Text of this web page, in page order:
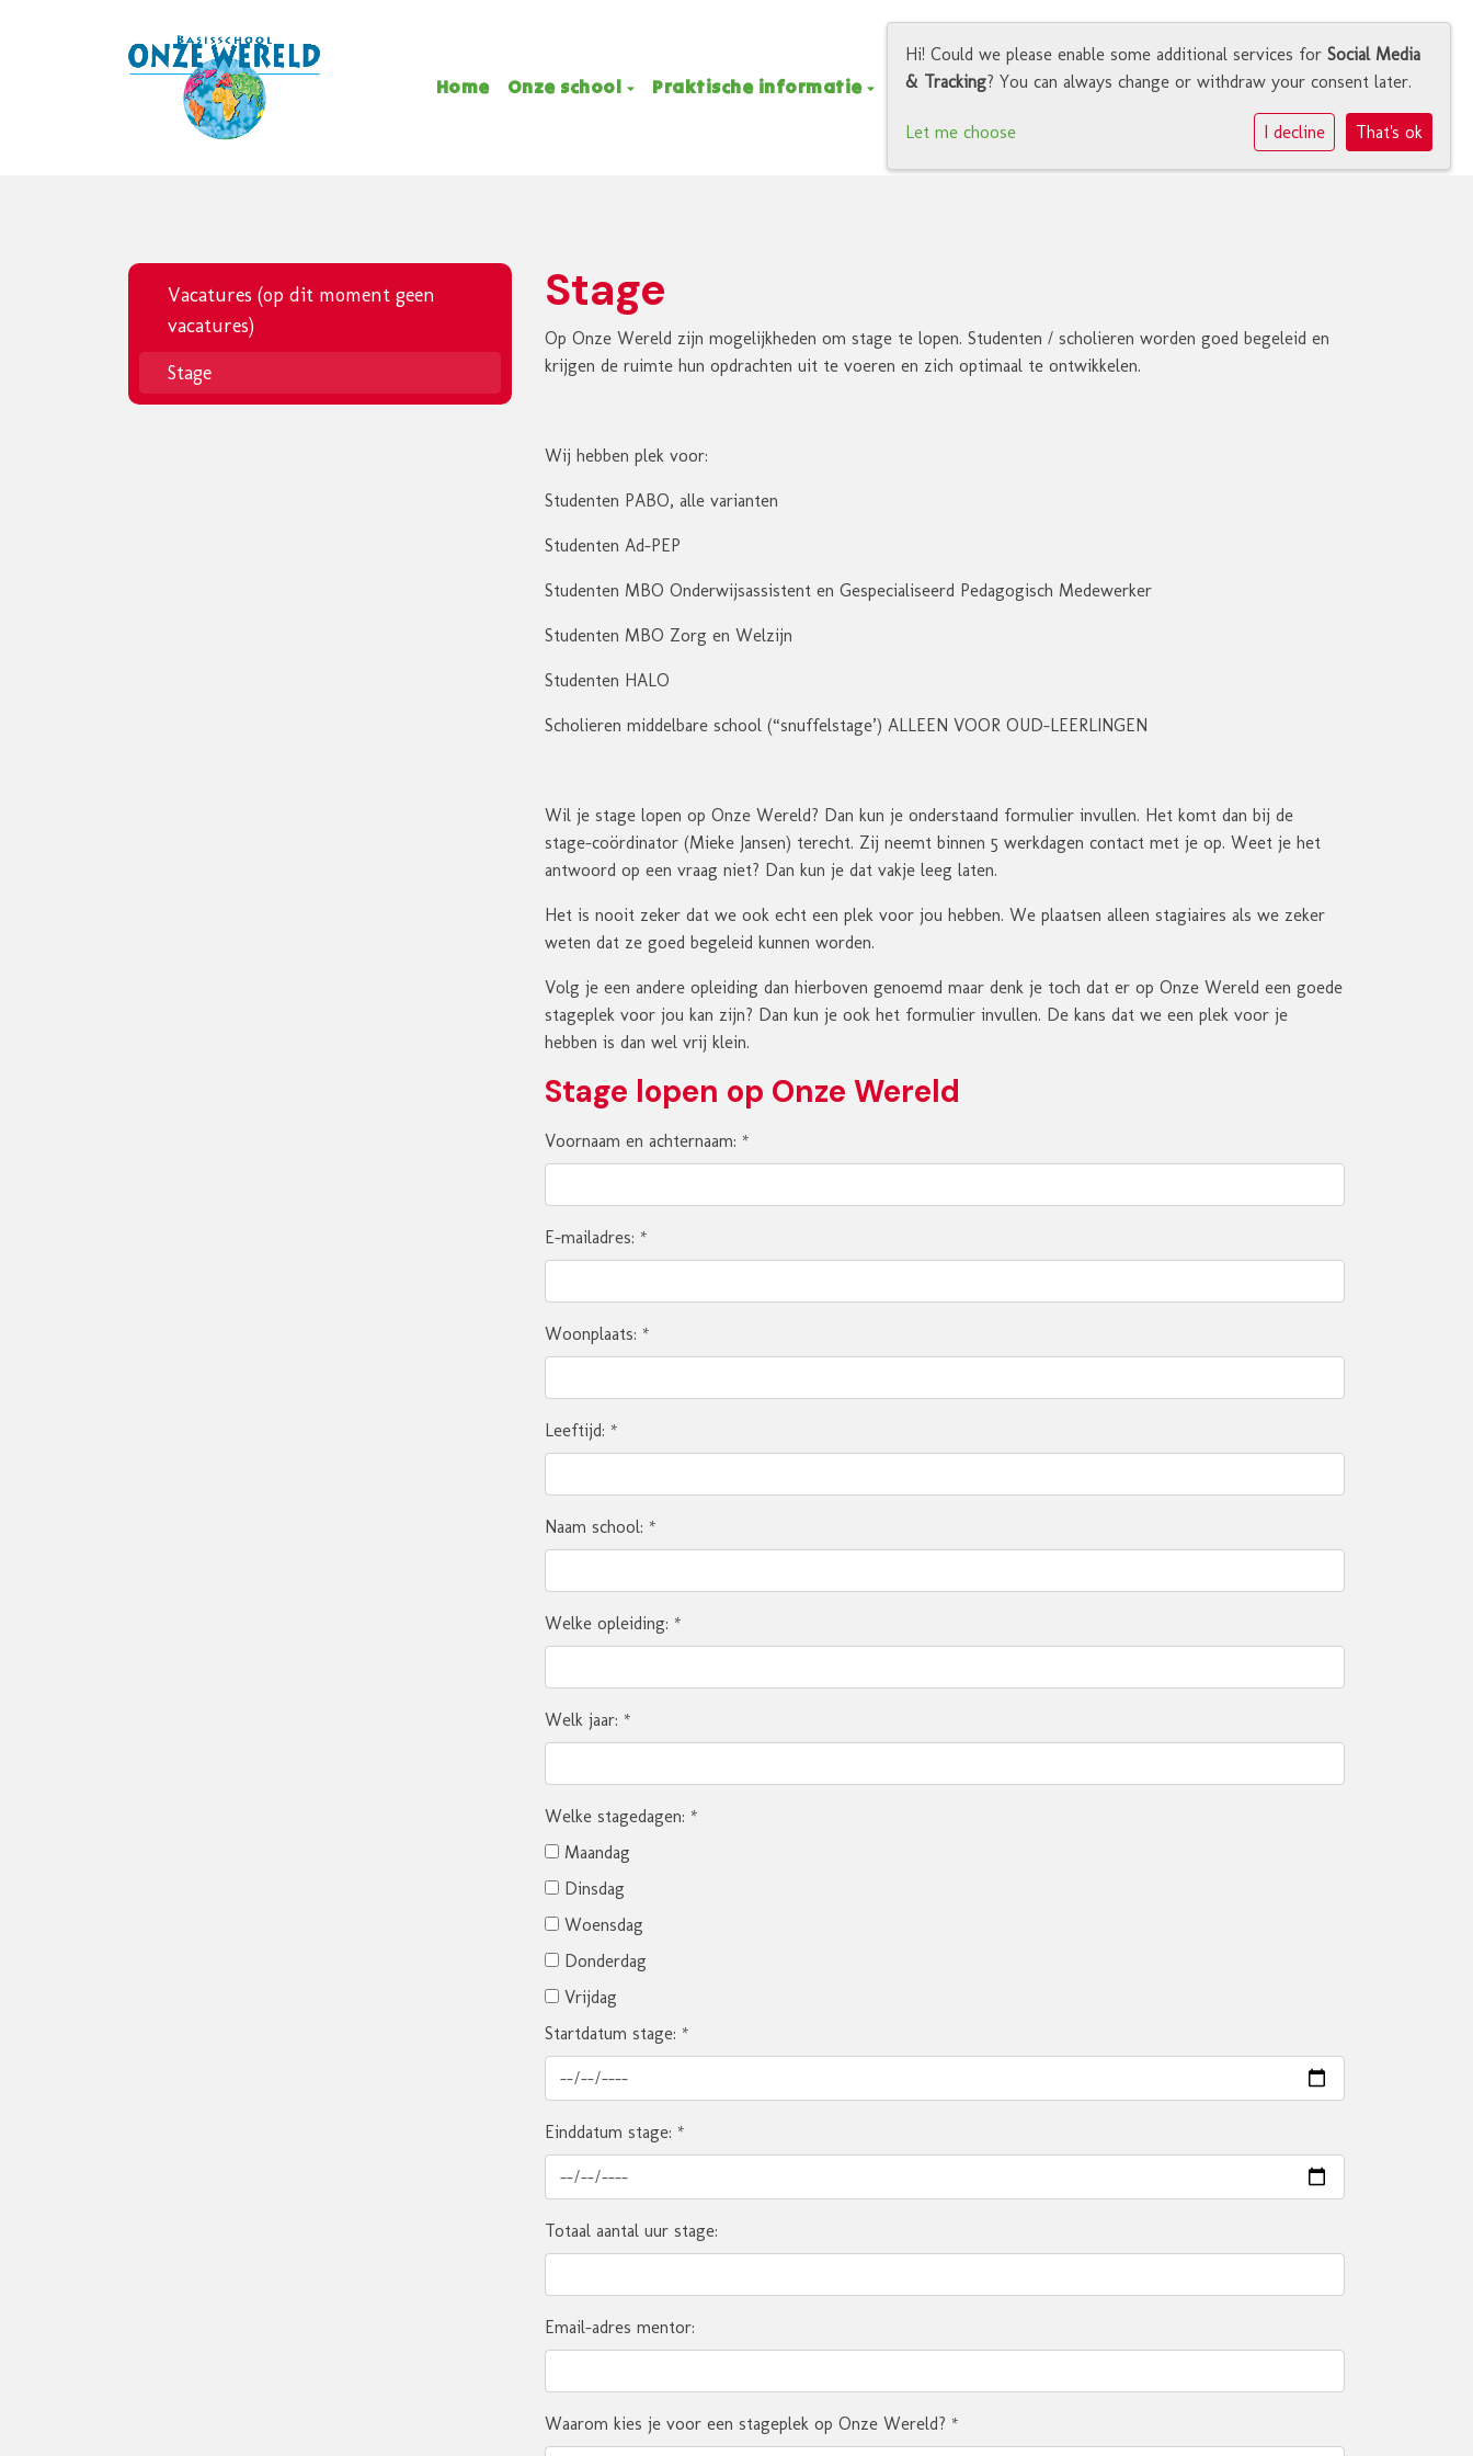
Home Onze school Praktische informatie Ouders Werken op Onze Wereld
Vacatures (op dit moment geen
vacatures)
Stage
Stage
Op Onze Wereld zijn mogelijkheden om stage te lopen. Studenten / scholieren worden goed begeleid en
krijgen de ruimte hun opdrachten uit te voeren en zich optimaal te ontwikkelen.
Wij hebben plek voor:
Studenten PABO, alle varianten
Studenten Ad-PEP
Studenten MBO Onderwijsassistent en Gespecialiseerd Pedagogisch Medewerker
Studenten MBO Zorg en Welzijn
Studenten HALO
Scholieren middelbare school (“snuffelstage’) ALLEEN VOOR OUD-LEERLINGEN
Wil je stage lopen op Onze Wereld? Dan kun je onderstaand formulier invullen. Het komt dan bij de
stage-coördinator (Mieke Jansen) terecht. Zij neemt binnen 5 werkdagen contact met je op. Weet je het
antwoord op een vraag niet? Dan kun je dat vakje leeg laten.
Het is nooit zeker dat we ook echt een plek voor jou hebben. We plaatsen alleen stagiaires als we zeker
weten dat ze goed begeleid kunnen worden.
Volg je een andere opleiding dan hierboven genoemd maar denk je toch dat er op Onze Wereld een goede
stageplek voor jou kan zijn? Dan kun je ook het formulier invullen. De kans dat we een plek voor je
hebben is dan wel vrij klein.
Stage lopen op Onze Wereld
Voornaam en achternaam: *
E-mailadres: *
Woonplaats: *
Leeftijd: *
Naam school: *
Welke opleiding: *
Welk jaar: *
Welke stagedagen: *
Maandag
Dinsdag
Woensdag
Donderdag
Vrijdag
Startdatum stage: *
Einddatum stage: *
Totaal aantal uur stage:
Email-adres mentor:
Waarom kies je voor een stageplek op Onze Wereld? *
Hi! Could we please enable some additional services for Social Media
& Tracking? You can always change or withdraw your consent later.
Let me choose I decline That's ok